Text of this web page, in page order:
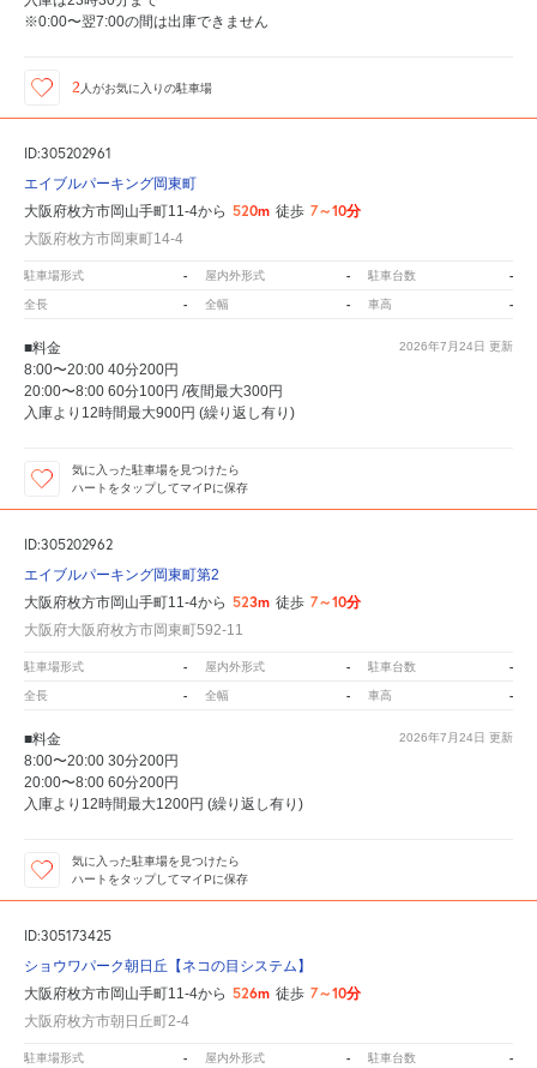
※0:00〜翌7:00の間は出庫できません
2 人がお気に入りの駐車場
ID:305202961
エイブルパーキング岡東町
大阪府枚方市岡山手町11-4から 520m 徒歩 7～10分
大阪府枚方市岡東町14-4
駐車場形式 - 屋内外形式 - 駐車台数 -
全長 - 全幅 - 車高 -
2026年7月24日 更新
■料金
8:00〜20:00 40分200円
20:00〜8:00 60分100円 /夜間最大300円
入庫より12時間最大900円 (繰り返し有り)
気に入った駐車場を見つけたら
ハートをタップしてマイPに保存
ID:305202962
エイブルパーキング岡東町第2
大阪府枚方市岡山手町11-4から 523m 徒歩 7～10分
大阪府大阪府枚方市岡東町592-11
駐車場形式 - 屋内外形式 - 駐車台数 -
全長 - 全幅 - 車高 -
2026年7月24日 更新
■料金
8:00〜20:00 30分200円
20:00〜8:00 60分200円
入庫より12時間最大1200円 (繰り返し有り)
気に入った駐車場を見つけたら
ハートをタップしてマイPに保存
ID:305173425
ショウワパーク朝日丘【ネコの目システム】
大阪府枚方市岡山手町11-4から 526m 徒歩 7～10分
大阪府枚方市朝日丘町2-4
駐車場形式 - 屋内外形式 - 駐車台数 -